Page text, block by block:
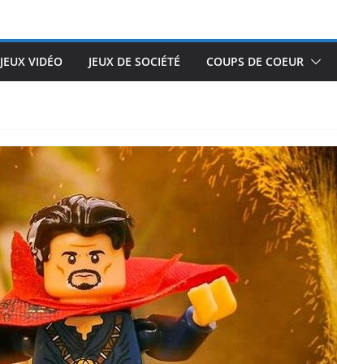
JEUX VIDÉO JEUX DE SOCIÉTÉ COUPS DE COEUR